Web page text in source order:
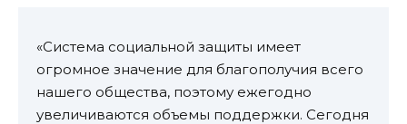
«Система социальной защиты имеет
огромное значение для благополучия всего
нашего общества, поэтому ежегодно
увеличиваются объемы поддержки. Сегодня